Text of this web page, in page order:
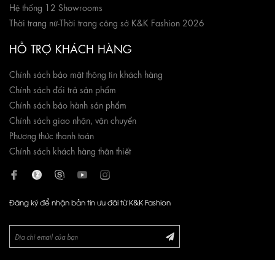
Hệ thống 12 Showrooms
Thời trang nữ-Thời trang công sở K&K Fashion 2026
HỖ TRỢ KHÁCH HÀNG
Chính sách bảo mật thông tin khách hàng
Chính sách đổi trả sản phẩm
Chính sách bảo hành sản phẩm
Chính sách giao nhận, vận chuyển
Phương thức thanh toán
Chính sách khách hàng thân thiết
Đăng ký để nhận bản tin ưu đãi từ K&K Fashion